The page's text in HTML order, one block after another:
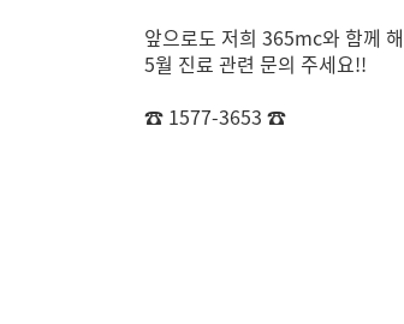
앞으로도 저희 365mc와 함께
5월 진료 관련 문의 주세요!!
☎ 1577-3653 ☎